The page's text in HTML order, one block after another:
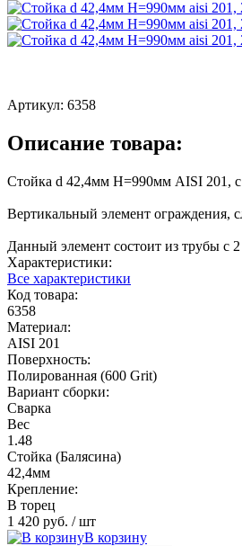
Артикул: 6358
Описание товара:
Стойка d 42,4мм H=990мм AISI 201, с
Вертикальный элемент ограждения,
Данный элемент состоит из трубы с
Характеристики:
Все характеристики
Код товара:
6358
Материал:
AISI 201
Поверхность:
Полированная (600 Grit)
Вариант сборки:
Сварка
Вес
1.48
Стойка (Балясина)
42,4мм
Крепление:
В торец
1 420 руб. / шт
В корзину